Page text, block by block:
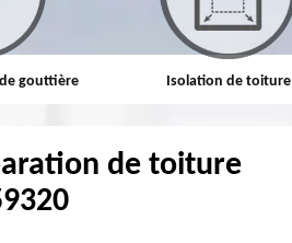
gouttière Isolation de toiture
de toiture